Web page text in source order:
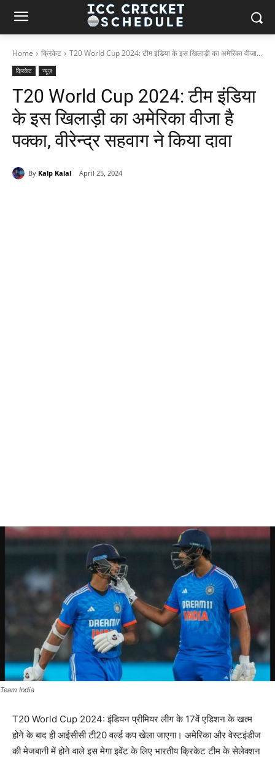
Home क्रिकेट T20 World Cup 2024: टीम इंडिया के इस खिलाड़ी का अमेरिका वीजा...
क्रिकेट न्यूज़
T20 World Cup 2024: टीम इंडिया
के इस खिलाड़ी का अमेरिका वीजा है
पक्का, वीरेन्द्र सहवाग ने किया दावा
By Kalp Kalal April 25, 2024
Team India
T20 World Cup 2024: इंडियन प्रीमियर लीग के 17वें एडिशन के खत्म
होने के बाद ही आईसीसी टी20 वर्ल्ड कप खेला जाएगा। अमेरिका और वेस्टइंडीज
की मेजबानी में होने वाले इस मेगा इवेंट के लिए भारतीय क्रिकेट टीम के सेलेक्शन